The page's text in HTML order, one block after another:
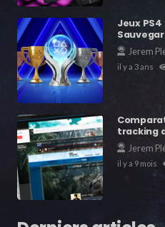
Jeux PS4
Jerem
il y a 3 ans
tracking
Jerem
il y a 9 mois